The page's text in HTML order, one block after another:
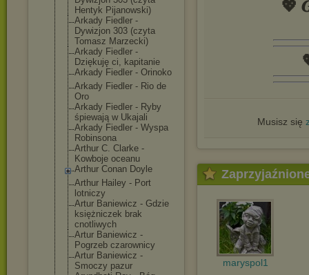
Hentyk Pijanowski)
Arkady Fiedler -
Dywizjon 303 (czyta
Tomasz Marzecki)
Arkady Fiedler -
Dziękuję ci, kapitanie
Arkady Fiedler - Orinoko
Arkady Fiedler - Rio de
Oro
Arkady Fiedler - Ryby
śpiewają w Ukajali
Arkady Fiedler - Wyspa
Robinsona
Arthur C. Clarke -
Kowboje oceanu
Arthur Conan Doyle
Arthur Hailey - Port
lotniczy
Artur Baniewicz - Gdzie
księżniczek brak
cnotliwych
Artur Baniewicz -
Pogrzeb czarownicy
Artur Baniewicz -
Smoczy pazur
💖
Musisz się
maryspol1